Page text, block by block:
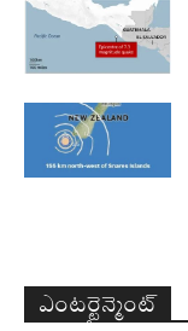
ఎంటర్టైన్మెంట్